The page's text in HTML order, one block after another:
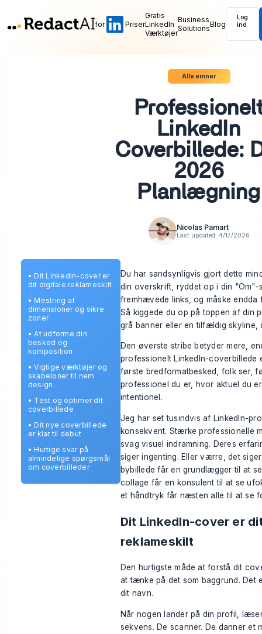
for Priser
Gratis
LinkedIn
Værktøjer
Business
SolutionsBlog
Log
ind
Alle emner
LinkedIn
Coverbillede:
2026
Planlægning
Nicolas Pamart
Last updated: 4/17/2026
• Dit LinkedIn-cover er
dit digitale reklameskilt
• Mestring af
dimensioner og sikre
zoner
•At udforme din
besked og
komposition
•Vigtige værktøjer og
skabeloner til nem
design
• Test og optimer dit
coverbillede
• Dit nye coverbillede
er klar til debut
• Hurtige svar på
almindelige spørgsmål
om coverbilleder
Du har sandsynligvis gjort dette
din overskrift, ryddet op i din "Om"-
fremhævede links, og måske
Så kiggede du op på toppen af din
grå banner eller en tilfældig skyline,
Den øverste stribe betyder mere,
professionelt LinkedIn-coverbillede
første bredformatbesked, folk ser,
professionel du er, hvor aktuel du
intentionel.
Jeg har set tusindvis af LinkedIn-
konsekvent. Stærke professionelle
svag visuel indramning. Deres
siger ingenting. Eller værre, det
bybillede får en grundlægger til at
collage får en konsulent til at se
et håndtryk får næsten alle til at se
Dit LinkedIn-cover er
reklameskilt
Den hurtigste måde at forstå dit
at tænke på det som baggrund. Det
dit navn.
Når nogen lander på din profil,
sekvens. De scanner. De danner et